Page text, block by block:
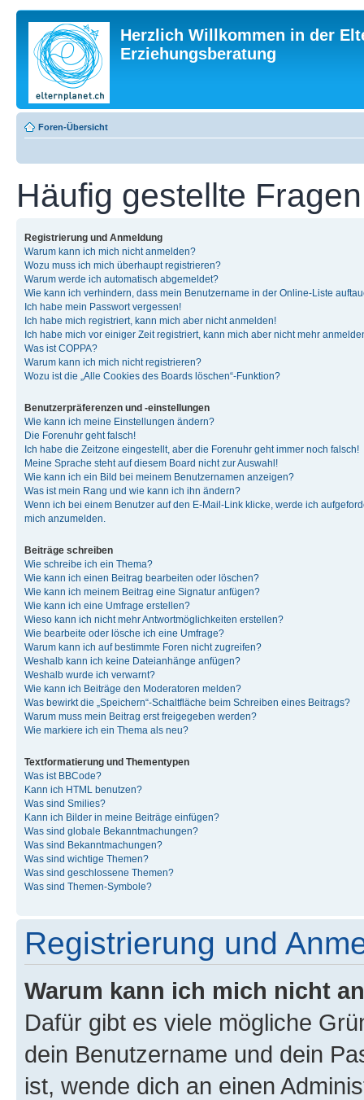
Herzlich Willkommen in der
Erziehungsberatung
Foren-Übersicht
Häufig gestellte Fragen
Registrierung und Anmeldung
Warum kann ich mich nicht anmelden?
Wozu muss ich mich überhaupt registrieren?
Warum werde ich automatisch abgemeldet?
Wie kann ich verhindern, dass mein Benutzername in der Online-Liste
Ich habe mein Passwort vergessen!
Ich habe mich registriert, kann mich aber nicht anmelden!
Ich habe mich vor einiger Zeit registriert, kann mich aber nicht mehr
Was ist COPPA?
Warum kann ich mich nicht registrieren?
Wozu ist die „Alle Cookies des Boards löschen“-Funktion?
Benutzerpräferenzen und -einstellungen
Wie kann ich meine Einstellungen ändern?
Die Forenuhr geht falsch!
Ich habe die Zeitzone eingestellt, aber die Forenuhr geht immer noch falsch!
Meine Sprache steht auf diesem Board nicht zur Auswahl!
Wie kann ich ein Bild bei meinem Benutzernamen anzeigen?
Was ist mein Rang und wie kann ich ihn ändern?
Wenn ich bei einem Benutzer auf den E-Mail-Link klicke, werde ich
mich anzumelden.
Beiträge schreiben
Wie schreibe ich ein Thema?
Wie kann ich einen Beitrag bearbeiten oder löschen?
Wie kann ich meinem Beitrag eine Signatur anfügen?
Wie kann ich eine Umfrage erstellen?
Wieso kann ich nicht mehr Antwortmöglichkeiten erstellen?
Wie bearbeite oder lösche ich eine Umfrage?
Warum kann ich auf bestimmte Foren nicht zugreifen?
Weshalb kann ich keine Dateianhänge anfügen?
Weshalb wurde ich verwarnt?
Wie kann ich Beiträge den Moderatoren melden?
Was bewirkt die „Speichern“-Schaltfläche beim Schreiben eines Beitrags?
Warum muss mein Beitrag erst freigegeben werden?
Wie markiere ich ein Thema als neu?
Textformatierung und Thementypen
Was ist BBCode?
Kann ich HTML benutzen?
Was sind Smilies?
Kann ich Bilder in meine Beiträge einfügen?
Was sind globale Bekanntmachungen?
Was sind Bekanntmachungen?
Was sind wichtige Themen?
Was sind geschlossene Themen?
Was sind Themen-Symbole?
Registrierung und
Warum kann ich mich nicht
Dafür gibt es viele mögliche
dein Benutzername und dein
ist, wende dich an einen